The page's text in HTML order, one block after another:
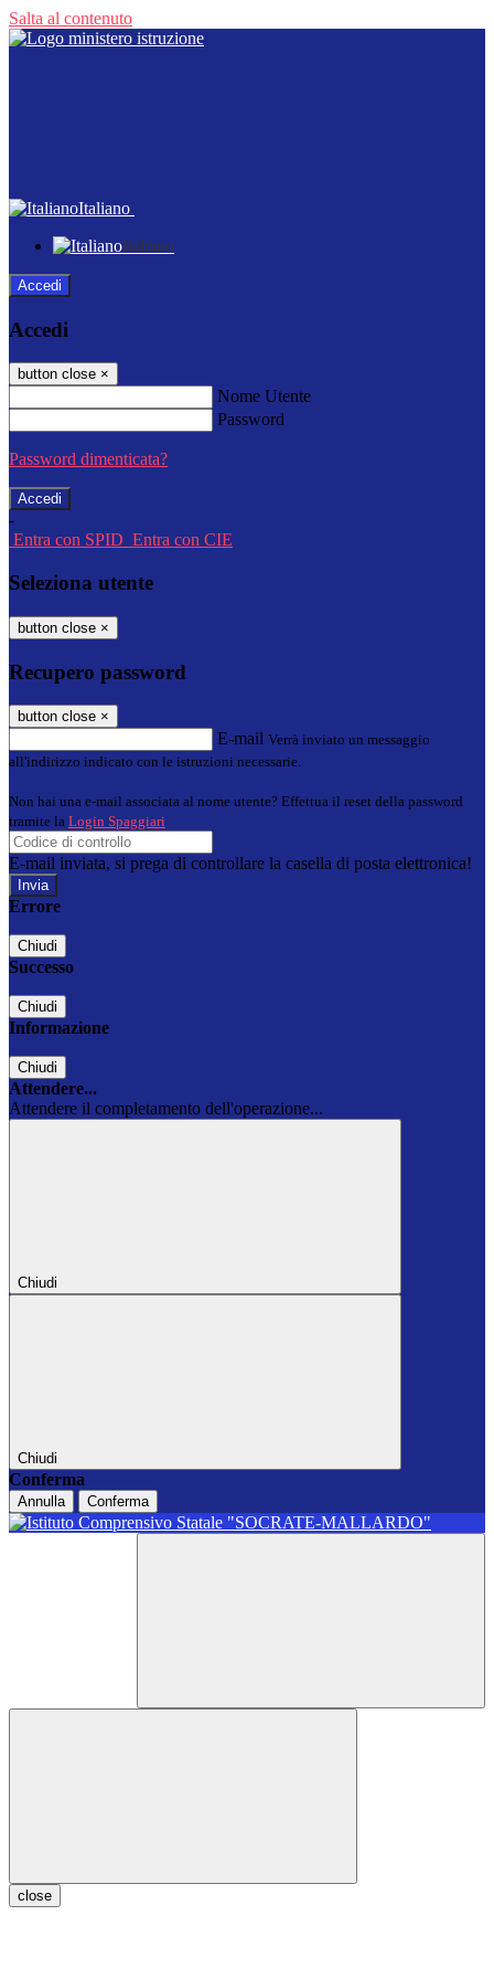
Salta al contenuto
Italiano
Italiano
Accedi
Accedi
button close ×
Nome Utente
Password
Password dimenticata?
-
Entra con SPID Entra con CIE
Seleziona utente
button close ×
Recupero password
button close ×
E-mail Verrà inviato un messaggio
all'indirizzo indicato con le istruzioni necessarie.
Non hai una e-mail associata al nome utente? Effettua il reset della password
tramite la Login Spaggiari
E-mail inviata, si prega di controllare la casella di posta elettronica!
Errore
Chiudi
Successo
Chiudi
Informazione
Chiudi
Attendere...
Attendere il completamento dell'operazione...
Chiudi
Chiudi
Conferma
Annulla Conferma
close